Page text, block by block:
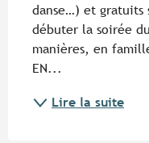
danse…) et gratuits
débuter la soirée
manières, en
EN...
Lire la suite